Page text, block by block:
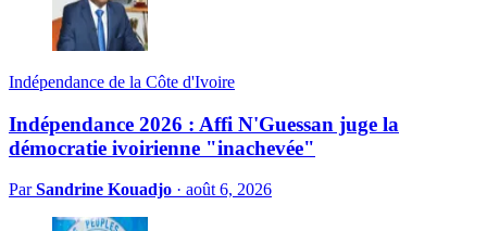
Indépendance de la Côte d'Ivoire
Indépendance 2026 : Affi N'Guessan juge la
démocratie ivoirienne "inachevée"
ParSandrine Kouadjo · août 6, 2026